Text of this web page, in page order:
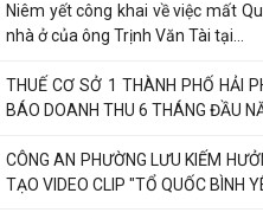
UBND phường Lưu Kiếm ban
thu tiền sử dụng đất đợt ngày...
Niêm yết công khai danh sách
04/2026/NQ-HĐND đợt 1 năm
UBND phường Lưu Kiếm tổ chức
hành chính